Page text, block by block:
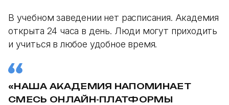
В учебном заведении нет расписания. Академия
открыта 24 часа в день. Люди могут приходить
и учиться в любое удобное время.
«НАША АКАДЕМИЯ НАПОМИНАЕТ
СМЕСЬ ОНЛАЙН-ПЛАТФОРМЫ